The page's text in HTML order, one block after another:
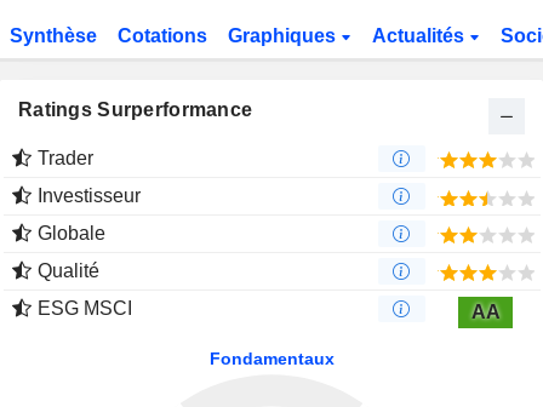
Synthèse Cotations Graphiques Actualités
Ratings Surperformance
Trader
Investisseur
Globale
Qualité
ESG MSCI
AA